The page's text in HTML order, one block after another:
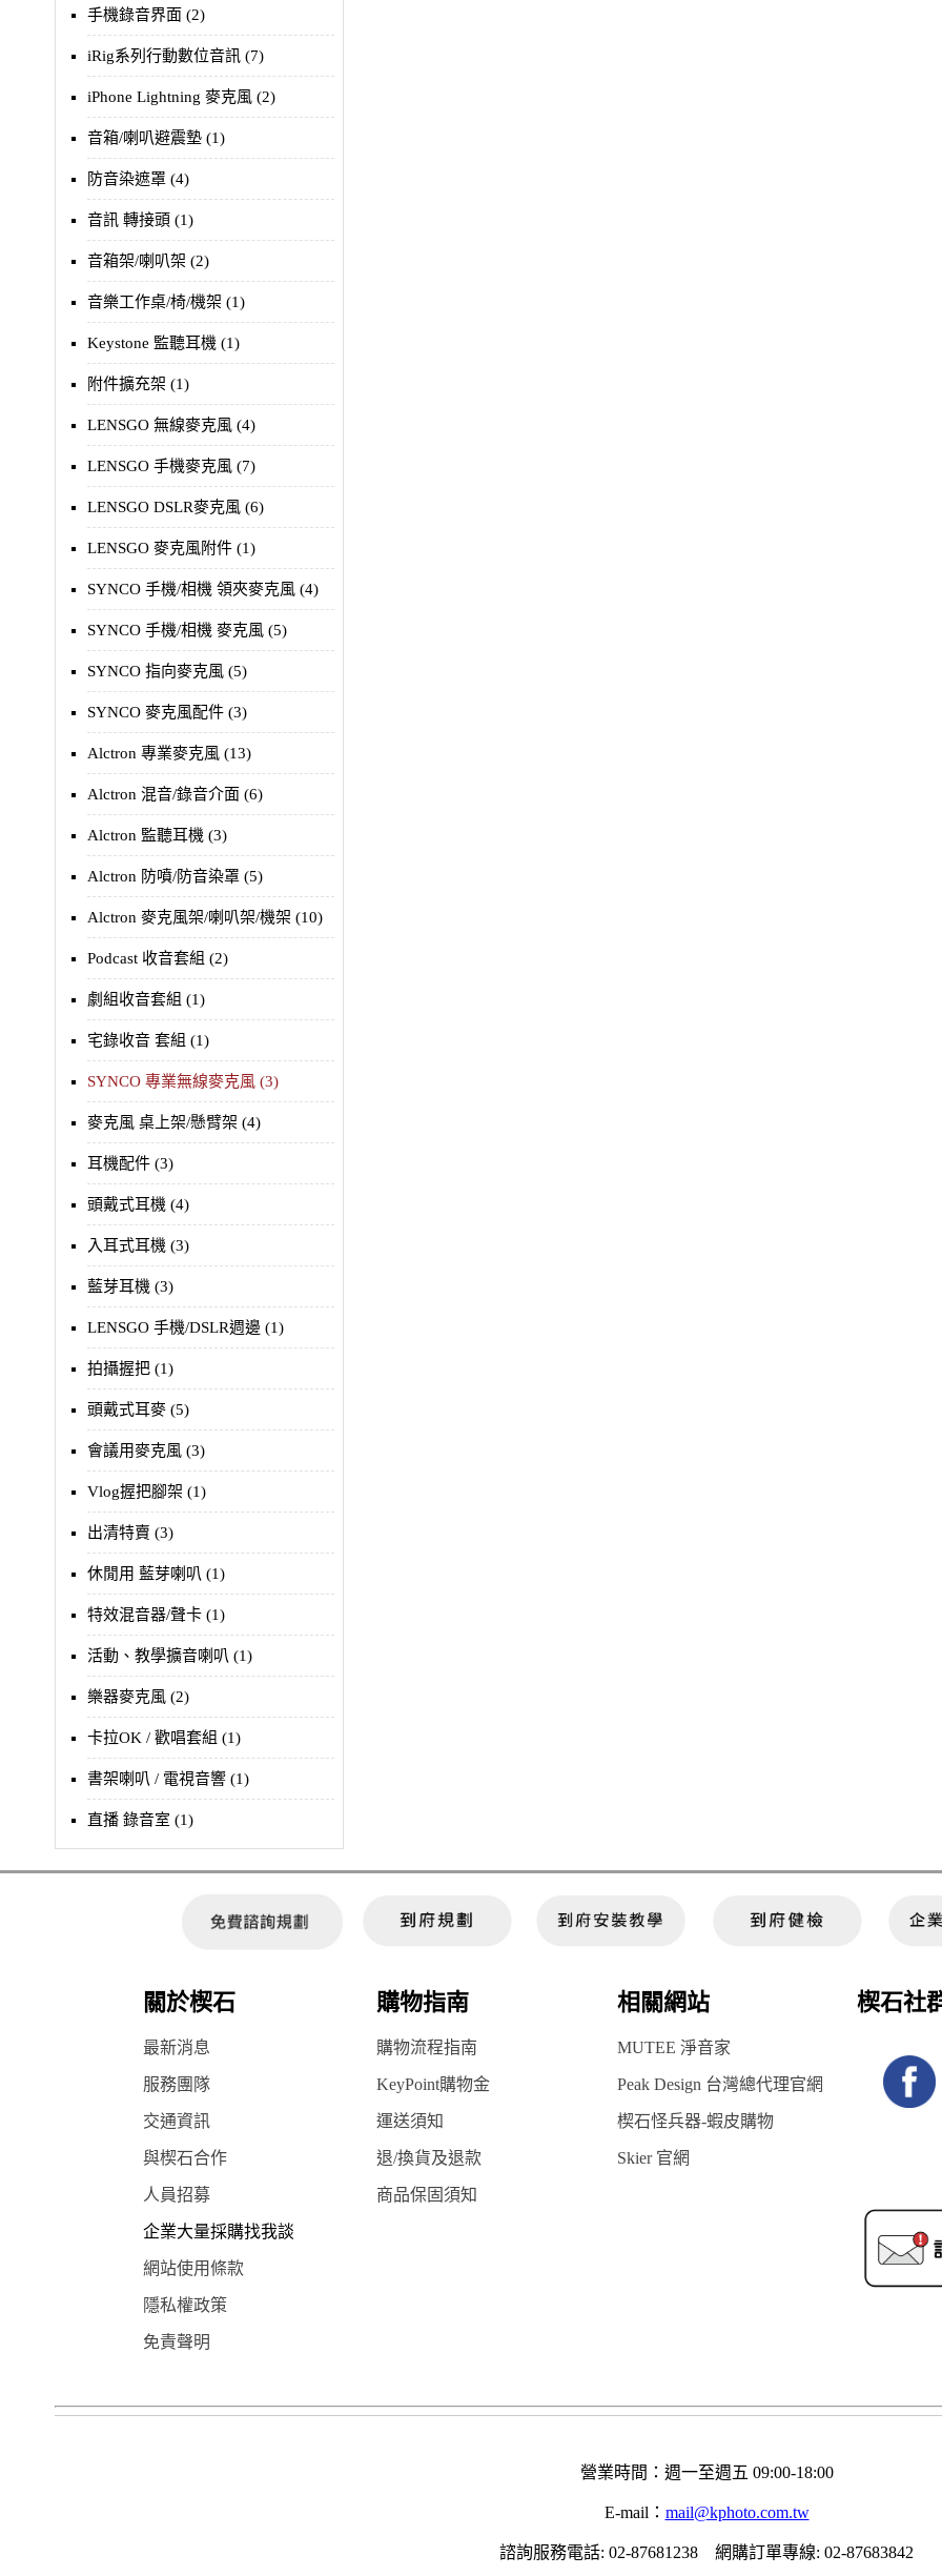
手機錄音界面 (2)
iRig系列行動數位音訊 (7)
iPhone Lightning 麥克風 (2)
音箱/喇叭避震墊 (1)
防音染遮罩 (4)
音訊 轉接頭 (1)
音箱架/喇叭架 (2)
音樂工作桌/椅/機架 (1)
Keystone 監聽耳機 (1)
附件擴充架 (1)
LENSGO 無線麥克風 (4)
LENSGO 手機麥克風 (7)
LENSGO DSLR麥克風 (6)
LENSGO 麥克風附件 (1)
SYNCO 手機/相機 領夾麥克風 (4)
SYNCO 手機/相機 麥克風 (5)
SYNCO 指向麥克風 (5)
SYNCO 麥克風配件 (3)
Alctron 專業麥克風 (13)
Alctron 混音/錄音介面 (6)
Alctron 監聽耳機 (3)
Alctron 防噴/防音染罩 (5)
Alctron 麥克風架/喇叭架/機架 (10)
Podcast 收音套組 (2)
劇組收音套組 (1)
宅錄收音 套組 (1)
SYNCO 專業無線麥克風 (3)
麥克風 桌上架/懸臂架 (4)
耳機配件 (3)
頭戴式耳機 (4)
入耳式耳機 (3)
藍芽耳機 (3)
LENSGO 手機/DSLR週邊 (1)
拍攝握把 (1)
頭戴式耳麥 (5)
會議用麥克風 (3)
Vlog握把腳架 (1)
出清特賣 (3)
休閒用 藍芽喇叭 (1)
特效混音器/聲卡 (1)
活動、教學擴音喇叭 (1)
樂器麥克風 (2)
卡拉OK / 歡唱套組 (1)
書架喇叭 / 電視音響 (1)
直播 錄音室 (1)
關於楔石 購物指南 相關網站 楔石社
最新消息 購物流程指南 MUTEE 淨音家
服務團隊 KeyPoint購物金 Peak Design 台灣總代理官網
交通資訊 運送須知 楔石怪兵器-蝦皮購物
與楔石合作 退/換貨及退款 Skier 官網
人員招募 商品保固須知
企業大量採購找我談
網站使用條款
隱私權政策
免責聲明
營業時間：週一至週五 09:00-18:00
E-mail： mail@kphoto.com.tw
諮詢服務電話: 02-87681238 網購訂單專線: 02-87683842